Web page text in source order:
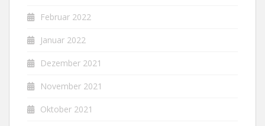
Februar 2022
Januar 2022
Dezember 2021
November 2021
Oktober 2021